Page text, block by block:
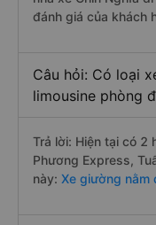
đánh giá của khách
Câu hỏi: Có loại
limousine phòng
Trả lời: Hiện tại có 2
Phương Express,
này: Xe giường nằm